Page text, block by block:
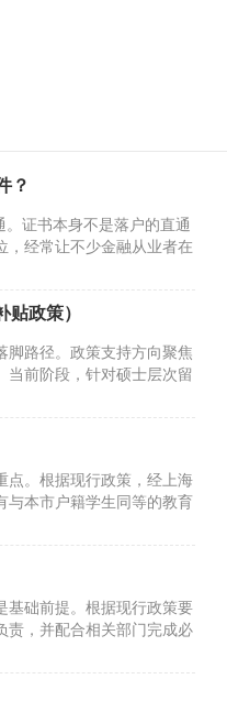
？
证书本身不是落户的直通
，经常让不少金融从业者在
政策）
脚路径。政策支持方向聚焦
当前阶段，针对硕士层次留
点。根据现行政策，经上海
与本市户籍学生同等的教育
基础前提。根据现行政策要
责，并配合相关部门完成必